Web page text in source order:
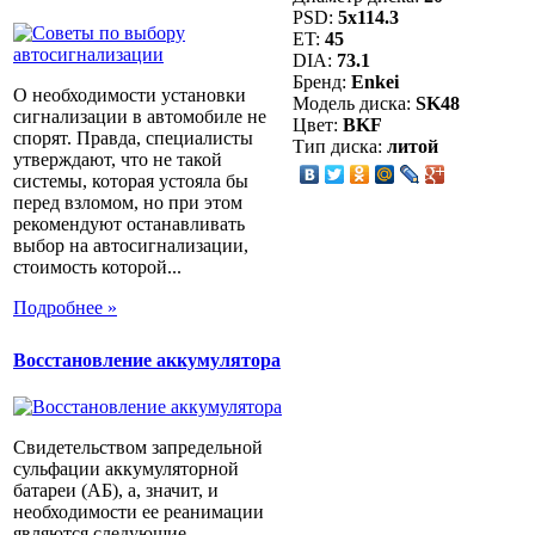
О необходимости установки
сигнализации в автомобиле не
спорят. Правда, специалисты
утверждают, что не такой
системы, которая устояла бы
перед взломом, но при этом
рекомендуют останавливать
выбор на автосигнализации,
стоимость которой...
Подробнее »
Восстановление аккумулятора
Свидетельством запредельной
сульфации аккумуляторной
батареи (АБ), а, значит, и
необходимости ее реанимации
PSD: 5x114.3
ET: 45
DIA: 73.1
Бренд: Enkei
Модель диска: SK48
Цвет: BKF
Тип диска: литой